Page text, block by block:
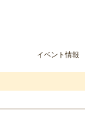
イベント情報